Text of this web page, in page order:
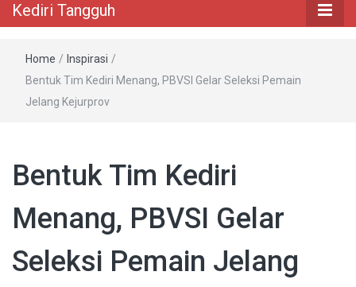
Kediri Tangguh
Home / Inspirasi /
Bentuk Tim Kediri Menang, PBVSI Gelar Seleksi Pemain
Jelang Kejurprov
Bentuk Tim Kediri
Menang, PBVSI Gelar
Seleksi Pemain Jelang